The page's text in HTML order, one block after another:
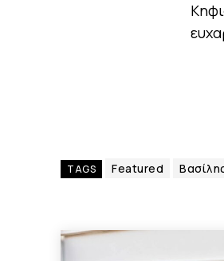
TAGS Featured